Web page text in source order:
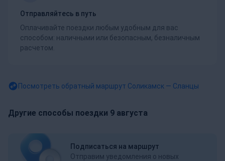
Отправляйтесь в путь
Оплачивайте поездки любым удобным для вас
способом: наличными или безопасным, безналичным
расчетом.
Посмотреть обратный маршрут Соликамск — Сланцы
Другие способы поездки 9 августа
Подписаться на маршрут
Отправим уведомления о новых